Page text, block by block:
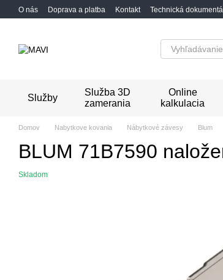
Перейти к основному контенту
O nás Doprava a platba Kontakt Technická
Služby
Služba 3D
zamerania
Online
kalkulacia
Domov Nabytkove kovania Nábytkové závesy Blum
BLUM 71B7590
Skladom